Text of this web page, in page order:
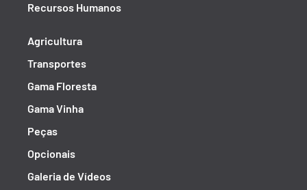
Recursos Humanos
Agricultura
Transportes
Gama Floresta
Gama Vinha
Peças
Opcionais
Galeria de Vídeos